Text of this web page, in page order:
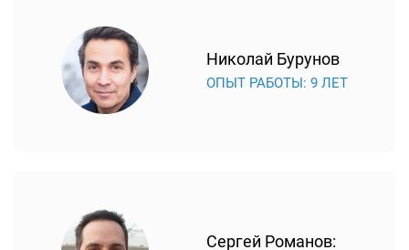
Николай Бурунов
ОПЫТ РАБОТЫ: 9 ЛЕТ
Сергей Романов: